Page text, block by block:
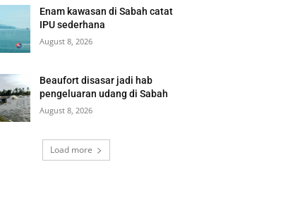
Enam kawasan di Sabah catat
IPU sederhana
August 8, 2026
Beaufort disasar jadi hab
pengeluaran udang di Sabah
August 8, 2026
Load more